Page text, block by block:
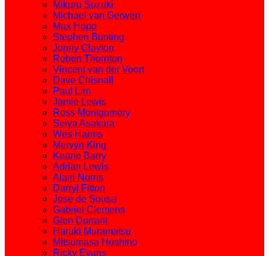
Mikuru Suzuki
Michael van Gerwen
Max Hopp
Stephen Bunting
Jonny Clayton
Robert Thornton
Vincent van der Voort
Dave Chisnall
Paul Lim
Jamie Lewis
Ross Montgomery
Seiya Asakura
Wes Harms
Mervyn King
Keane Barry
Adrian Lewis
Alain Norris
Darryl Fitton
Jose de Sousa
Gabriel Clemens
Glen Durrant
Haruki Muramatsu
Mitsumasa Hoshino
Ricky Evans